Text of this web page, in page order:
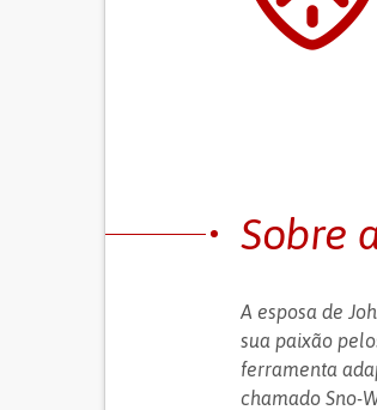
Sobre
A esposa de
sua paixão
ferramenta
chamado Sno-